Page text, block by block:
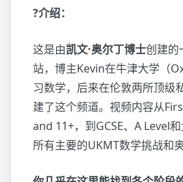
?介绍：
这是由凯文·奥尔丁博士创建的
站，博主Kevin在牛津大学（
习数学，后来在伦敦两所顶级
建了这个频道。视频内容从
and 11+，到GCSE、A Level
所有主要的UKMT数学挑战和奥